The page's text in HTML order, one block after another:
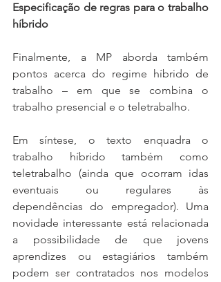
Especificação de regras para o trabalho
híbrido
Finalmente, a MP aborda também
pontos acerca do regime híbrido de
trabalho – em que se combina o
trabalho presencial e o teletrabalho.
Em síntese, o texto enquadra o
trabalho híbrido também como
teletrabalho (ainda que ocorram idas
eventuais ou regulares às
dependências do empregador). Uma
novidade interessante está relacionada
a possibilidade de que jovens
aprendizes ou estagiários também
podem ser contratados nos modelos